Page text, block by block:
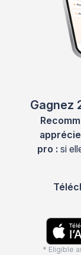
Gagnez
pro : si
* Eligible